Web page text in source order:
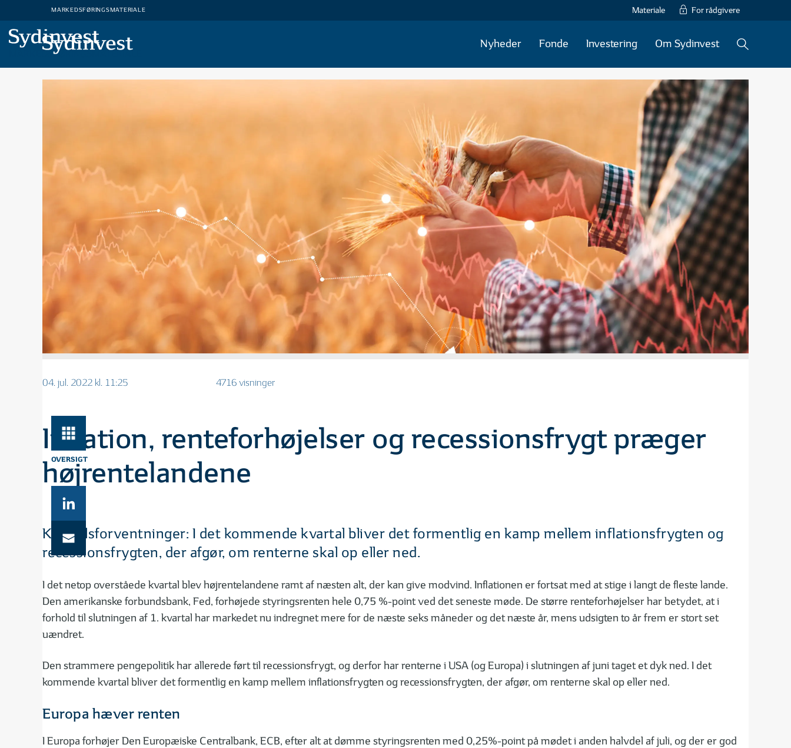
MARKEDSFØRINGSMATERIALE Materiale For rådgivere
MARKEDSFØRINGSMATERIALE
Nyheder Fonde Investering Om Sydinvest
OVERSIGT
04. jul. 2022 kl. 11:25 4716 visninger
Inflation, renteforhøjelser og recessionsfrygt præger
højrentelandene
Kvartalsforventninger: I det kommende kvartal bliver det formentlig en kamp mellem inflationsfrygten og
recessionsfrygten, der afgør, om renterne skal op eller ned.
I det netop overståede kvartal blev højrentelandene ramt af næsten alt, der kan give modvind. Inflationen er fortsat med at stige i langt de fleste lande.
Den amerikanske forbundsbank, Fed, forhøjede styringsrenten hele 0,75 %-point ved det seneste møde. De større renteforhøjelser har betydet, at i
forhold til slutningen af 1. kvartal har markedet nu indregnet mere for de næste seks måneder og det næste år, mens udsigten to år frem er stort set
uændret.
Den strammere pengepolitik har allerede ført til recessionsfrygt, og derfor har renterne i USA (og Europa) i slutningen af juni taget et dyk ned. I det
kommende kvartal bliver det formentlig en kamp mellem inflationsfrygten og recessionsfrygten, der afgør, om renterne skal op eller ned.
Europa hæver renten
I Europa forhøjer Den Europæiske Centralbank, ECB, efter alt at dømme styringsrenten med 0,25%-point på mødet i anden halvdel af juli, og der er god